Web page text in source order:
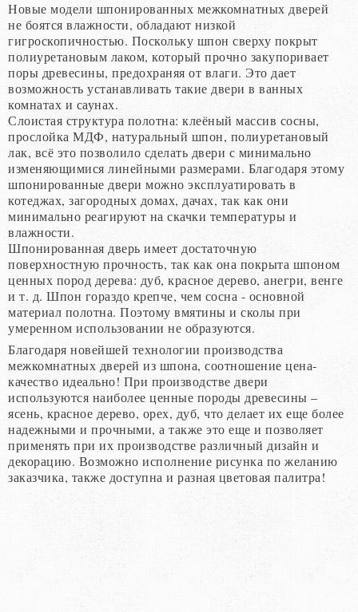
Новые модели шпонированных межкомнатных дверей
не боятся влажности, обладают низкой
гигроскопичностью. Поскольку шпон сверху покрыт
полиуретановым лаком, который прочно закупоривает
поры древесины, предохраняя от влаги. Это дает
возможность устанавливать такие двери в ванных
комнатах и саунах.
Слоистая структура полотна: клеёный массив сосны,
прослойка МДФ, натуральный шпон, полиуретановый
лак, всё это позволило сделать двери с минимально
изменяющимися линейными размерами. Благодаря этому
шпонированные двери можно эксплуатировать в
котеджах, загородных домах, дачах, так как они
минимально реагируют на скачки температуры и
влажности.
Шпонированная дверь имеет достаточную
поверхностную прочность, так как она покрыта шпоном
ценных пород дерева: дуб, красное дерево, анегри, венге
и т. д. Шпон гораздо крепче, чем сосна - основной
материал полотна. Поэтому вмятины и сколы при
умеренном использовании не образуются.
Благодаря новейшей технологии производства
межкомнатных дверей из шпона, соотношение цена-
качество идеально! При производстве двери
используются наиболее ценные породы древесины –
ясень, красное дерево, орех, дуб, что делает их еще более
надежными и прочными, а также это еще и позволяет
применять при их производстве различный дизайн и
декорацию. Возможно исполнение рисунка по желанию
заказчика, также доступна и разная цветовая палитра!